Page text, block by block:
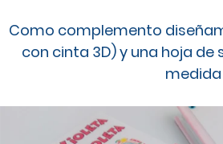
Como complemento
con cinta 3D) y una hoja